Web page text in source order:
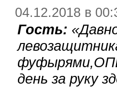
04.12.2018 в
Гость: «
день за руку